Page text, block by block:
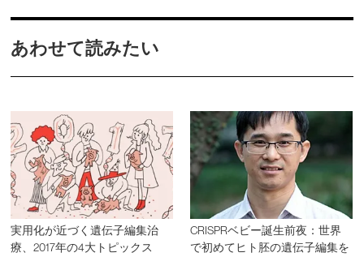
あわせて読みたい
実用化が近づく遺伝子編集治
療、2017年の4大トピックス
CRISPRベビー誕生前夜：世界
で初めてヒト胚の遺伝子編集を